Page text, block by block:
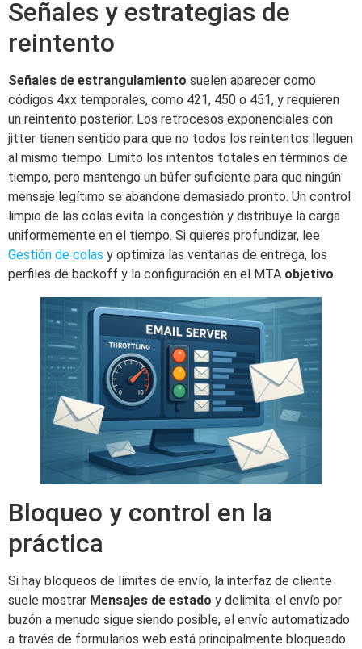
Señales y estrategias de
reintento
Señales de estrangulamiento suelen aparecer como
códigos 4xx temporales, como 421, 450 o 451, y requieren
un reintento posterior. Los retrocesos exponenciales con
jitter tienen sentido para que no todos los reintentos lleguen
al mismo tiempo. Limito los intentos totales en términos de
tiempo, pero mantengo un búfer suficiente para que ningún
mensaje legítimo se abandone demasiado pronto. Un control
limpio de las colas evita la congestión y distribuye la carga
uniformemente en el tiempo. Si quieres profundizar, lee
Gestión de colas y optimiza las ventanas de entrega, los
perfiles de backoff y la configuración en el MTA objetivo.
Bloqueo y control en la
práctica
Si hay bloqueos de límites de envío, la interfaz de cliente
suele mostrar Mensajes de estado y delimita: el envío por
buzón a menudo sigue siendo posible, el envío automatizado
a través de formularios web está principalmente bloqueado.